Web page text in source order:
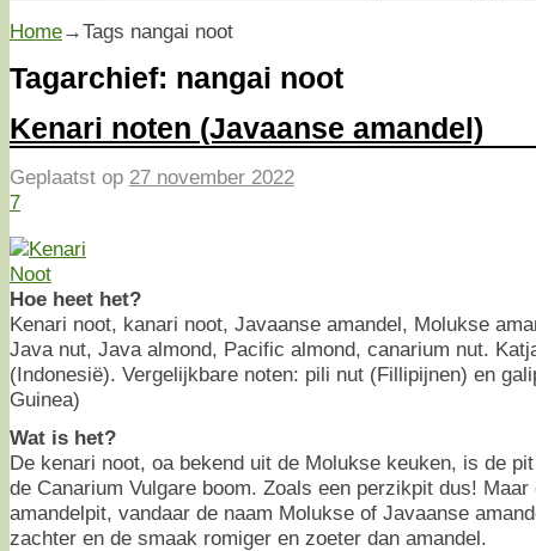
Home→Tags nangai noot
Tagarchief: nangai noot
Kenari noten (Javaanse amandel)
Geplaatst op 27 november 2022
7
Hoe heet het?
Kenari noot, kanari noot, Javaanse amandel, Molukse
Java nut, Java almond, Pacific almond, canarium nut.
(Indonesië). Vergelijkbare noten: pili nut (Fillipijnen) en
Guinea)
Wat is het?
De kenari noot, oa bekend uit de Molukse keuken, is de
de Canarium Vulgare boom. Zoals een perzikpit dus!
amandelpit, vandaar de naam Molukse of Javaanse
zachter en de smaak romiger en zoeter dan amandel.